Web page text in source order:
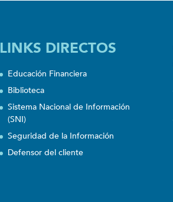
LINKS DIRECTOS
Educación Financiera
Biblioteca
Sistema Nacional de Información
(SNI)
Seguridad de la Información
Defensor del cliente